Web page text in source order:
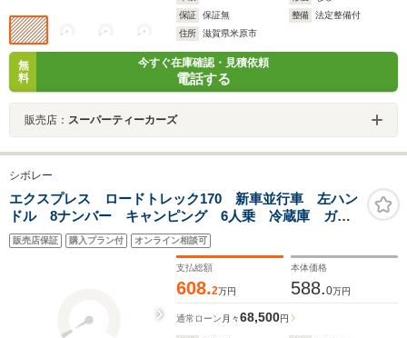
保証
保証無 整備
法定整備付
住所
滋賀県米原市
無
料
今すぐ在庫確認・見積依頼
電話する
販売店： スーパーティーカーズ
シボレー
エクスプレス ロードトレック170 新車並行車 左ハン
ドル 8ナンバー キャンピング 6人乗 冷蔵庫 ガス
コンロ シャワー トイレ シンク 換気扇 電子レン
ジ バックカメラ ETC ナビ DVD フルセグ
販売店保証 購入プラン付 オンライン相談可
支払総額
608.2万円
本体価格
588.0万円
通常ローン 月々68,500円